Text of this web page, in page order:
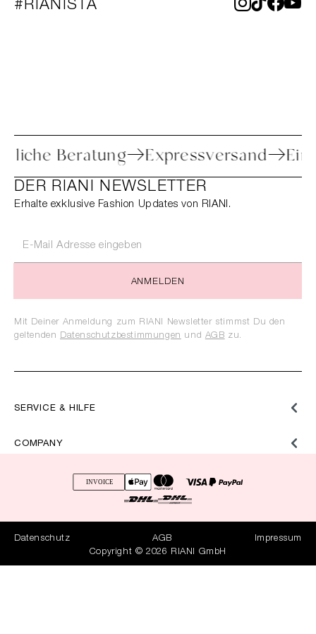
#RIANISTA
Persönliche Beratung
SERVICE & HILFE
COMPANY
DER RIANI NEWSLETTER
Erhalte exklusive Fashion Updates von RIANI.
ANMELDEN
Mit Deiner Anmeldung zum RIANI Newsletter stimmst Du den
geltenden Datenschutzbestimmungen und AGB zu.
Datenschutz AGB
Impressum
Copyright © 2026 RIANI GmbH